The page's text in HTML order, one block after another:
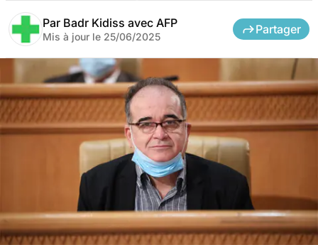
Par Badr Kidiss avec AFP
Mis à jour le 25/06/2025
Partager